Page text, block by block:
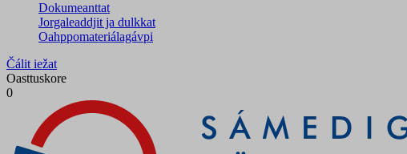
Dokumeanttat
Jorgaleaddjit ja dulkkat
Oahppomateriálagávpi
Čálit iežat
Oasttuskore
0